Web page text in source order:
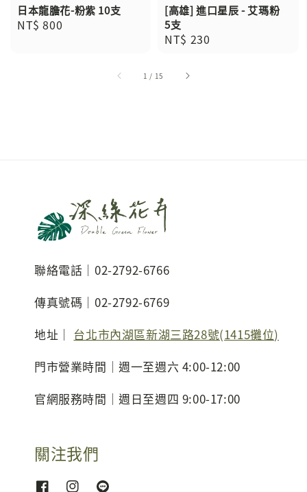
日本龍膽花-粉紫 10支
Regular
NT$ 800
[高雄] 進口星辰 - 艾瑪粉
5支
Regular
NT$ 230
1 / 15
聯絡電話｜02-2792-6766
傳真號碼｜02-2792-6769
地址｜ 台北市內湖區新湖三路28號(1415攤位)
門市營業時間｜週一至週六 4:00-12:00
官網服務時間｜週日至週四 9:00-17:00
關注我們